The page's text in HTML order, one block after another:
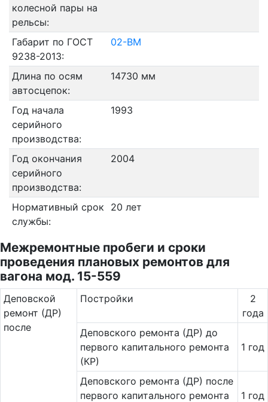
колесной пары на
рельсы:
Габарит по ГОСТ
9238-2013:
02-ВМ
Длина по осям
автосцепок:
14730 мм
Год начала
серийного
производства:
1993
Год окончания
серийного
производства:
2004
Нормативный срок
службы:
20 лет
Межремонтные пробеги и сроки
проведения плановых ремонтов для
вагона мод. 15-559
Де­повс­кой
ремонт (ДР)
после
Постройки
2
года
Деповского ремонта (ДР) до
первого капитального ремонта
(КР)
1 год
Деповского ремонта (ДР) после
первого капитального ремонта
1 год